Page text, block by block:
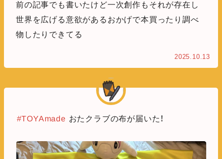
前の記事でも書いたけど一次創作もそれが存在し
世界を広げる意欲があるおかげで本買ったり調べ
物したりできてる
2025.10.13
#TOYAmade おたクラブの布が届いた！